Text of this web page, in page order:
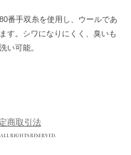
番手双糸を使用し、ウールであ
す。シワになりにくく、臭いも
い可能。
商取引法
RIGHTS RESERVED.